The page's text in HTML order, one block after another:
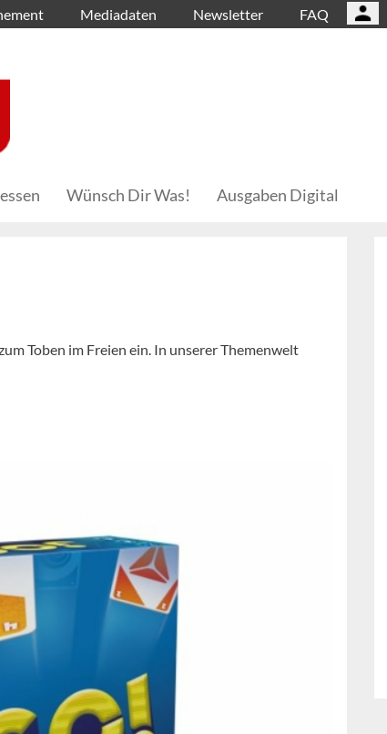
Mediadaten Newsletter FAQ
Wünsch Dir Was! Ausgaben Digital
Toben im Freien ein. In unserer Themenwelt